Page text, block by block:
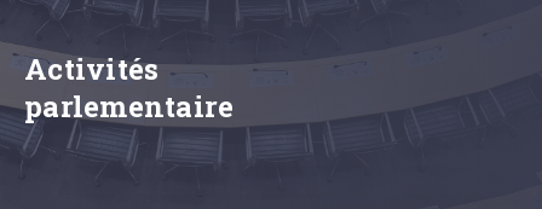
Activités
parlementaire